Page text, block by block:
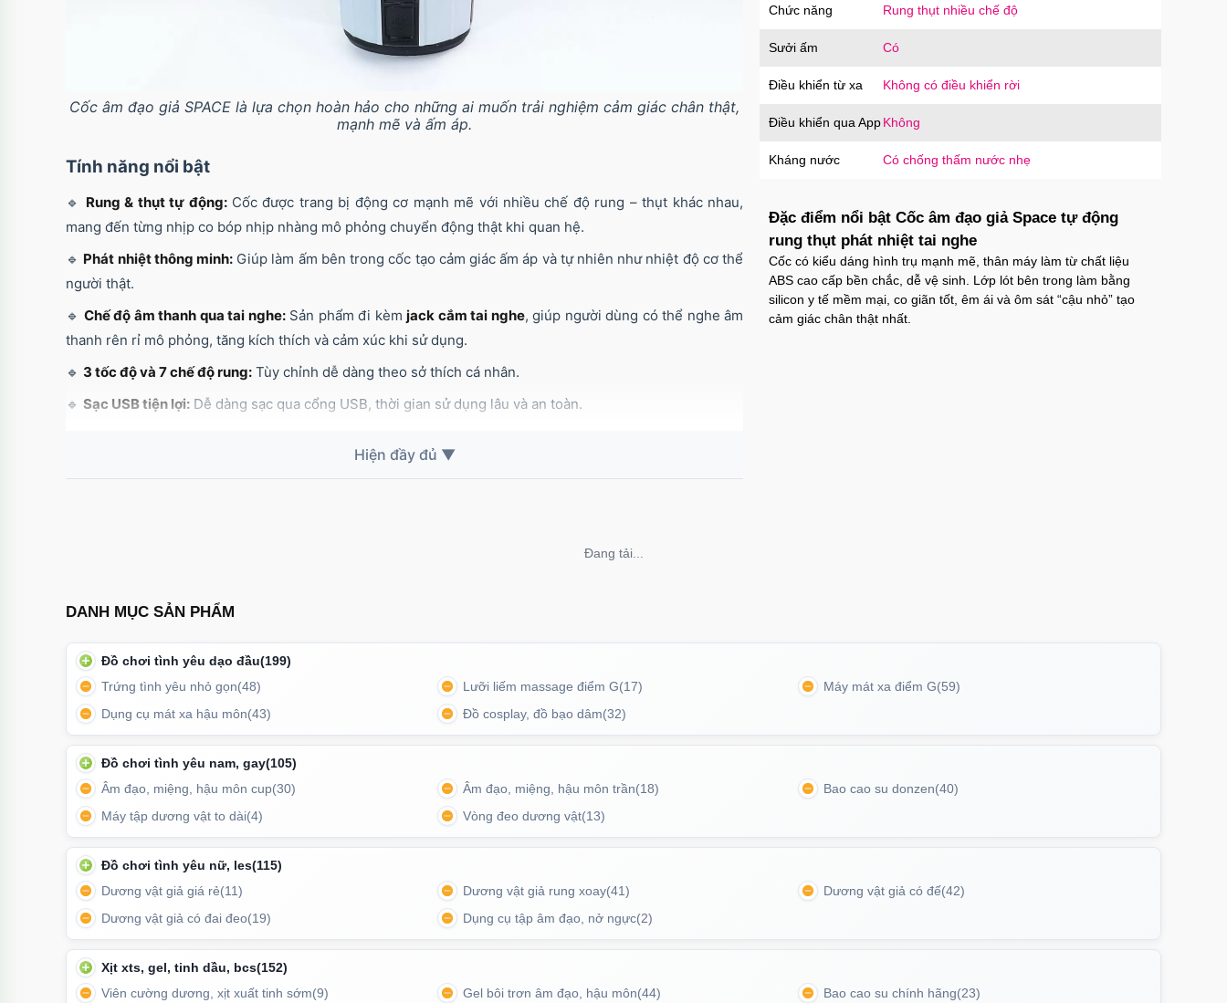
Chức năng Rung thụt nhiều chế độ
Sưởi ấm Có
Điều khiển từ xa Không có điều khiển rời
Điều khiển qua AppKhông
Kháng nước Có chống thấm nước nhẹ
Đặc điểm nổi bật Cốc âm đạo giả Space tự động
rung thụt phát nhiệt tai nghe
Cốc có kiểu dáng hình trụ mạnh mẽ, thân máy làm từ chất liệu
ABS cao cấp bền chắc, dễ vệ sinh. Lớp lót bên trong làm bằng
silicon y tế mềm mại, co giãn tốt, êm ái và ôm sát “cậu nhỏ” tạo
cảm giác chân thật nhất.
Cốc âm đạo giả SPACE là lựa chọn hoàn hảo cho những ai muốn trải nghiệm cảm giác chân thật,
mạnh mẽ và ấm áp.
Tính năng nổi bật
🔹 Rung & thụt tự động:Cốc được trang bị động cơ mạnh mẽ với nhiều chế độ rung – thụt khác nhau,
mang đến từng nhịp co bóp nhịp nhàng mô phỏng chuyển động thật khi quan hệ.
🔹 Phát nhiệt thông minh: Giúp làm ấm bên trong cốc tạo cảm giác ấm áp và tự nhiên như nhiệt độ cơ thể
người thật.
🔹 Chế độ âm thanh qua tai nghe:Sản phẩm đi kèmjack cắm tai nghe, giúp người dùng có thể nghe âm
thanh rên rỉ mô phỏng, tăng kích thích và cảm xúc khi sử dụng.
🔹 3 tốc độ và 7 chế độ rung: Tùy chỉnh dễ dàng theo sở thích cá nhân.
🔹 Sạc USB tiện lợi: Dễ dàng sạc qua cổng USB, thời gian sử dụng lâu và an toàn.
Cốc âm đạo giả Space đi kèm dây sạc và tai nghe
Không thể tải nội dung
DANH MỤC SẢN PHẨM
Đồ chơi tình yêu dạo đầu(199)
Trứng tình yêu nhỏ gọn(48) Lưỡi liếm massage điểm G(17) Máy mát xa điểm G(59)
Dụng cụ mát xa hậu môn(43) Đồ cosplay, đồ bạo dâm(32)
Đồ chơi tình yêu nam, gay(105)
Âm đạo, miệng, hậu môn cup(30) Âm đạo, miệng, hậu môn trần(18) Bao cao su donzen(40)
Máy tập dương vật to dài(4) Vòng đeo dương vật(13)
Đồ chơi tình yêu nữ, les(115)
Dương vật giả giá rẻ(11) Dương vật giả rung xoay(41) Dương vật giả có đế(42)
Dương vật giả có đai đeo(19) Dụng cụ tập âm đạo, nở ngực(2)
Xịt xts, gel, tinh dầu, bcs(152)
Viên cường dương, xịt xuất tinh sớm(9) Gel bôi trơn âm đạo, hậu môn(44) Bao cao su chính hãng(23)